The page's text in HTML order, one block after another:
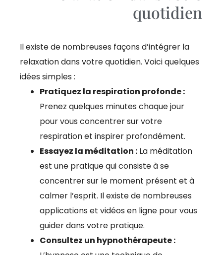
quotidien
Il existe de nombreuses façons d’intégrer la
relaxation dans votre quotidien. Voici quelques
idées simples :
Pratiquez la respiration profonde :
Prenez quelques minutes chaque jour
pour vous concentrer sur votre
respiration et inspirer profondément.
Essayez la méditation : La méditation
est une pratique qui consiste à se
concentrer sur le moment présent et à
calmer l’esprit. Il existe de nombreuses
applications et vidéos en ligne pour vous
guider dans votre pratique.
Consultez un hypnothérapeute :